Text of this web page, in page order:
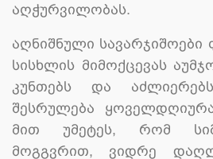
აღჭურვილობას.
აღნიშნული სავარჯიშოები
სისხლის მიმოქცევას
კუნთებს და
შესრულება
მით უმეტეს, რომ
მოგგვრით, ვიდრე